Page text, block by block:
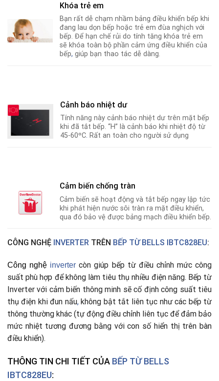
Khóa trẻ em
Bạn rất dễ chạm nhầm bảng điều khiển bếp khi
đang lau dọn bếp hoặc trẻ em đùa nghịch với
bếp. Để hạn chế rủi do tính tăng khóa trẻ em
sẽ khóa toàn bộ phần cảm ứng điều khiển của
bếp, giúp bạn thao tác dễ dàng.
Cảnh báo nhiệt dư
Tính năng này cảnh báo nhiệt dư trên mặt bếp
khi đã tắt bếp. “H” là cảnh báo khi nhiệt độ từ
45-60ºC. Rất an toàn cho người sử dụng
Cảm biến chống tràn
Cảm biến sẽ hoạt động và tắt bếp ngay lập tức
khi phát hiện nước sôi tràn ra mặt điều khiển,
qua đó bảo vệ được bảng mạch điều khiển bếp.
CÔNG NGHỆ INVERTER TRÊN BẾP TỪ BELLS IBTC828EU:
Công nghệ inverter còn giúp bếp từ điều chỉnh mức công
suất phù hợp để không làm tiêu thụ nhiều điện năng. Bếp từ
Inverter với cảm biến thông minh sẽ cố định công suất tiêu
thụ điện khi đun nấu,không bật tắt liên tục như các bếp từ
thông thường khác (tự động điều chỉnh liên tục để đảm bảo
mức nhiệt tương đương bằng với con số hiển thị trên bàn
điều khiển).
THÔNG TIN CHI TIẾT CỦA BẾP TỪ BELLS
IBTC828EU: